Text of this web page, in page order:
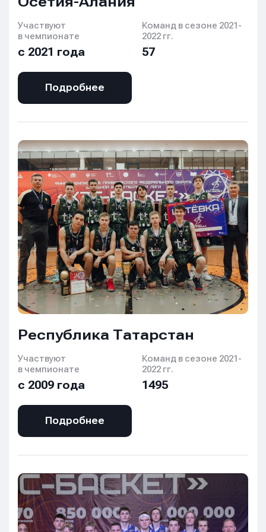
Участвуют
в чемпионате
с 2021 года
Команд в сезоне 2021-
2022 гг.
57
Подробнее
Республика Татарстан
Участвуют
в чемпионате
с 2009 года
Команд в сезоне 2021-
2022 гг.
1495
Подробнее